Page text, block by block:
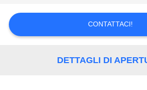
CONTATTACI!
DETTAGLI DI